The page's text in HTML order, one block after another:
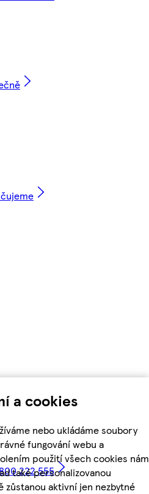
a cookies
nebo ukládáme soubory
fungování webu a
použití všech cookies nám
také personalizovanou
aktivní jen nezbytné
222 555